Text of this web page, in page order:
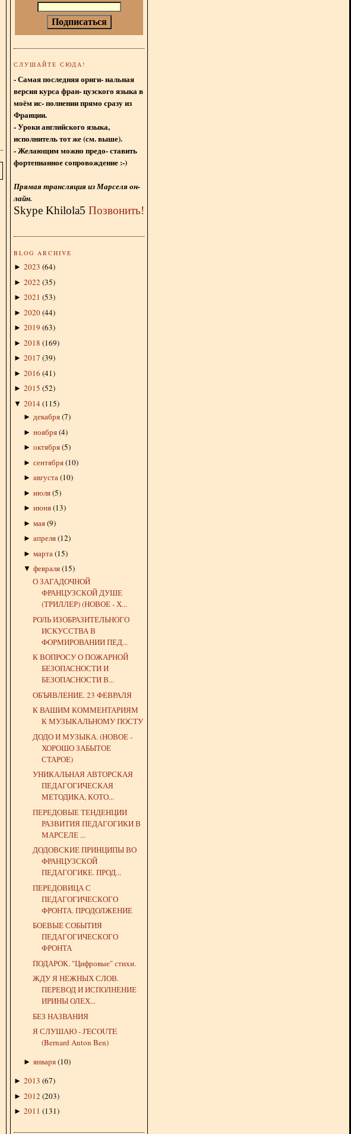
СЛУШАЙТЕ СЮДА!
- Самая последняя ориги- нальная
версия курса фран- цузского языка в
моём ис- полнении прямо сразу из
Франции.
- Уроки английского языка,
исполнитель тот же (см. выше).
- Желающим можно предо- ставить
фортепианное сопровождение :-)
Прямая трансляция из Марселя он-
лайн.
Skype Khilola5 Позвонить!
BLOG ARCHIVE
► 2023 (64)
► 2022 (35)
► 2021 (53)
► 2020(44)
► 2019 (63)
► 2018 (169)
► 2017 (39)
► 2016 (41)
► 2015 (52)
▼ 2014 (115)
► декабря(7)
► ноября(4)
► октября(5)
► сентября(10)
► августа(10)
► июля(5)
► июня(13)
► мая(9)
► апреля(12)
► марта (15)
▼ февраля(15)
О ЗАГАДОЧНОЙ
ФРАНЦУЗСКОЙ ДУШЕ
(ТРИЛЛЕР) (НОВОЕ - Х...
РОЛЬ ИЗОБРАЗИТЕЛЬНОГО
ИСКУССТВА В
ФОРМИРОВАНИИ ПЕД...
К ВОПРОСУ О ПОЖАРНОЙ
БЕЗОПАСНОСТИ И
БЕЗОПАСНОСТИ В...
ОБЪЯВЛЕНИЕ. 23 ФЕВРАЛЯ
К ВАШИМ КОММЕНТАРИЯМ
К МУЗЫКАЛЬНОМУ ПОСТУ
ДОДО И МУЗЫКА. (НОВОЕ -
ХОРОШО ЗАБЫТОЕ
СТАРОЕ)
УНИКАЛЬНАЯ АВТОРСКАЯ
ПЕДАГОГИЧЕСКАЯ
МЕТОДИКА, КОТО...
ПЕРЕДОВЫЕ ТЕНДЕНЦИИ
РАЗВИТИЯ ПЕДАГОГИКИ В
МАРСЕЛЕ ...
ДОДОВСКИЕ ПРИНЦИПЫ ВО
ФРАНЦУЗСКОЙ
ПЕДАГОГИКЕ. ПРОД...
ПЕРЕДОВИЦА С
ПЕДАГОГИЧЕСКОГО
ФРОНТА. ПРОДОЛЖЕНИЕ
БОЕВЫЕ СОБЫТИЯ
ПЕДАГОГИЧЕСКОГО
ФРОНТА
ПОДАРОК. "Цифровые" стихи.
ЖДУ Я НЕЖНЫХ СЛОВ.
ПЕРЕВОД И ИСПОЛНЕНИЕ
ИРИНЫ ОЛЕХ...
БЕЗ НАЗВАНИЯ
Я СЛУШАЮ - J'ECOUTE
(Bernard Anton Ben)
► января(10)
► 2013 (67)
► 2012 (203)
► 2011 (131)